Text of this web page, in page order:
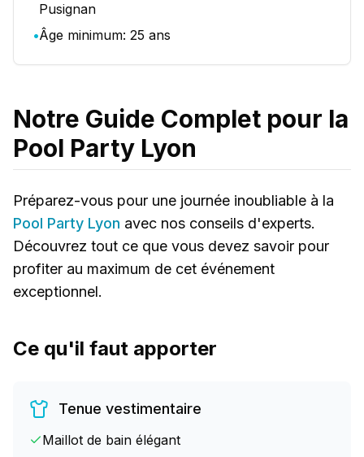
Pusignan
•Âge minimum: 25 ans
Notre Guide Complet pour la
Pool Party Lyon
Préparez-vous pour une journée inoubliable à la
Pool Party Lyon avec nos conseils d'experts.
Découvrez tout ce que vous devez savoir pour
profiter au maximum de cet événement
exceptionnel.
Ce qu'il faut apporter
Tenue vestimentaire
Maillot de bain élégant